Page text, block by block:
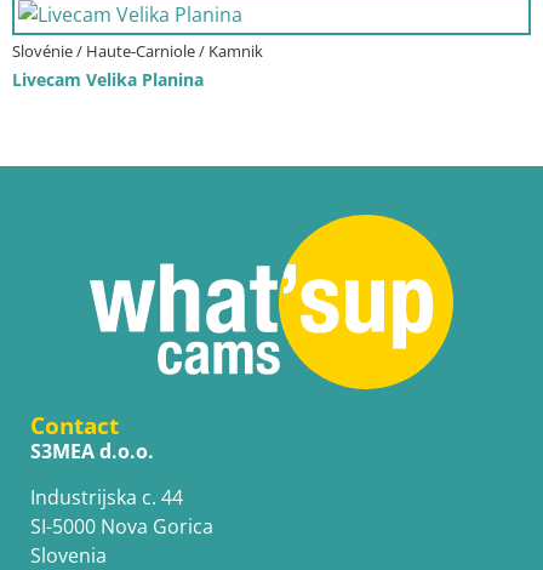
Slovénie / Haute-Carniole / Kamnik
Livecam Velika Planina
Contact
S3MEA d.o.o.
Industrijska c. 44
SI-5000 Nova Gorica
Slovenia